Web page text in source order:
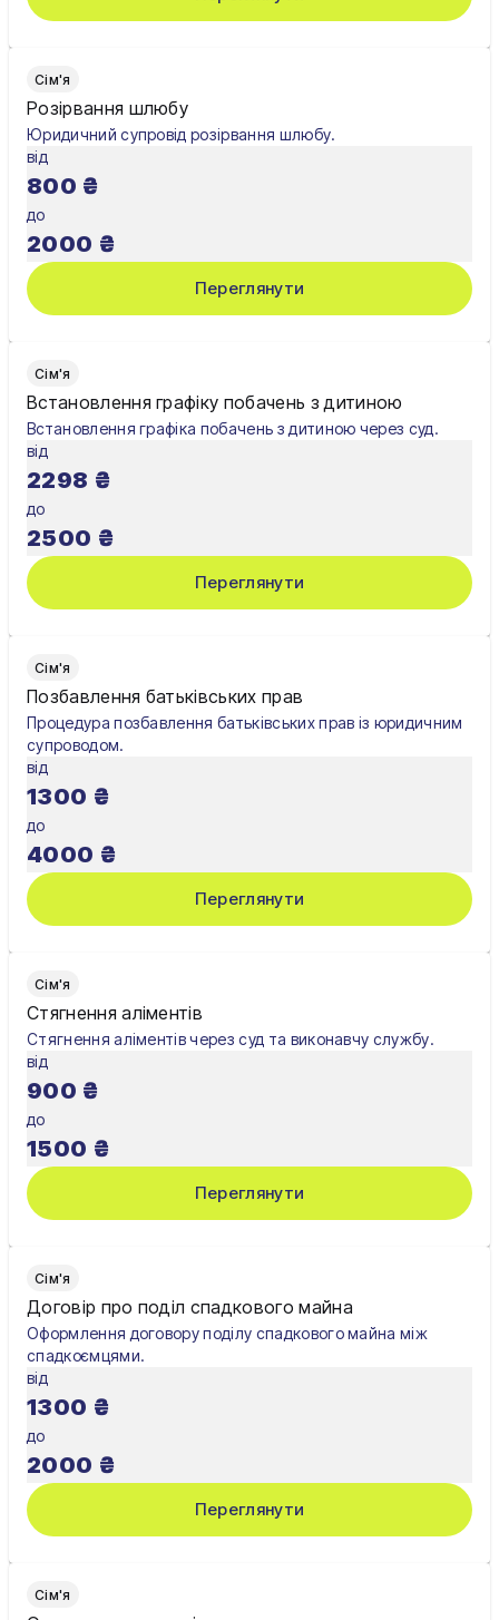
Сім'я
Розірвання шлюбу
Юридичний супровід розірвання шлюбу.
від
800 ₴
до
2000 ₴
Переглянути
Сім'я
Встановлення графіку побачень з дитиною
Встановлення графіка побачень з дитиною через суд.
від
2298 ₴
до
2500 ₴
Переглянути
Сім'я
Позбавлення батьківських прав
Процедура позбавлення батьківських прав із юридичним
супроводом.
від
1300 ₴
до
4000 ₴
Переглянути
Сім'я
Стягнення аліментів
Стягнення аліментів через суд та виконавчу службу.
від
900 ₴
до
1500 ₴
Переглянути
Сім'я
Договір про поділ спадкового майна
Оформлення договору поділу спадкового майна між
спадкоємцями.
від
1300 ₴
до
2000 ₴
Переглянути
Сім'я